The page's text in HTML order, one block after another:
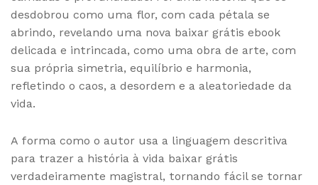
desdobrou como uma flor, com cada pétala se
abrindo, revelando uma nova baixar grátis ebook
delicada e intrincada, como uma obra de arte, com
sua própria simetria, equilíbrio e harmonia,
refletindo o caos, a desordem e a aleatoriedade da
vida.
A forma como o autor usa a linguagem descritiva
para trazer a história à vida baixar grátis
verdadeiramente magistral, tornando fácil se tornar